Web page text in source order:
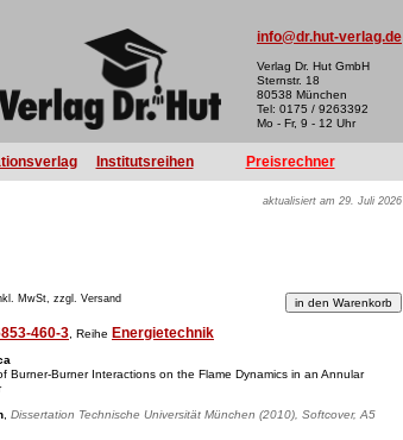
info@dr.hut-verlag.de
Verlag Dr. Hut GmbH
Sternstr. 18
80538 München
Tel: 0175 / 9263392
Mo - Fr, 9 - 12 Uhr
Institutsreihen Preisrechner
aktualisiert am 29. Juli 2026
MwSt, zzgl. Versand
460-3 , Reihe Energietechnik
Burner-Burner Interactions on the Flame Dynamics in an Annular
Dissertation Technische Universität München (2010), Softcover, A5